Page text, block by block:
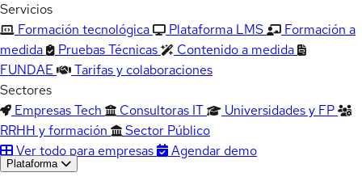
Servicios
Formación tecnológica
Plataforma LMS
Formación a
medida
Pruebas Técnicas
Contenido a medida
FUNDAE
Tarifas y colaboraciones
Sectores
Empresas Tech
Consultoras IT
Universidades y FP
RRHH y formación
Sector Público
Ver todo para empresas
Agendar demo
Plataforma